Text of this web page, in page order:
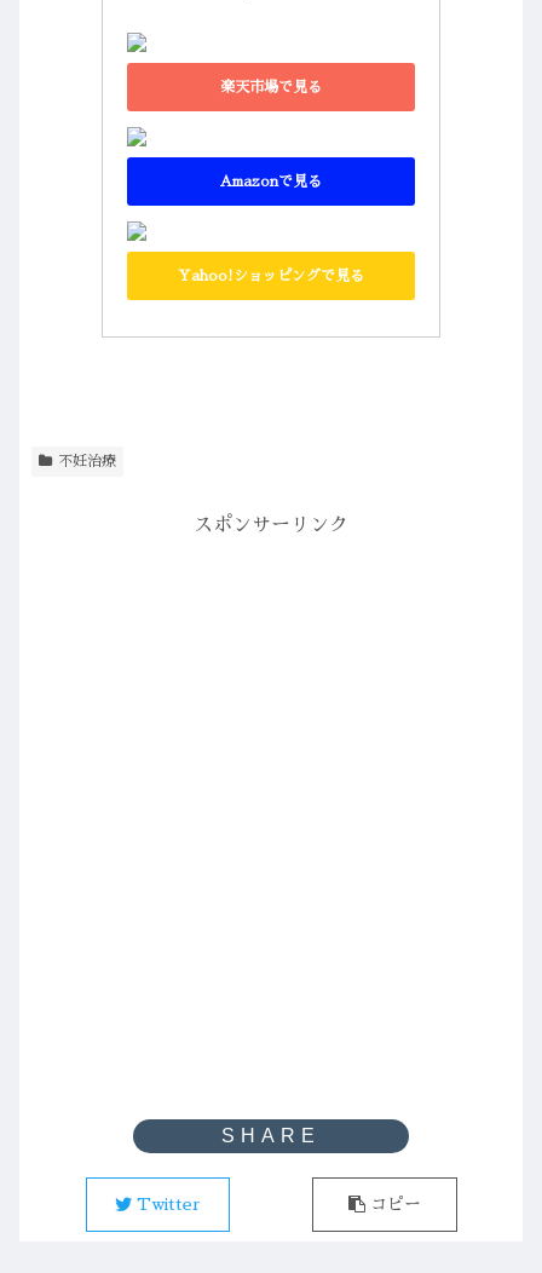
楽天市場で見る
Amazonで見る
Yahoo!ショッピングで見る
不妊治療
スポンサーリンク
Twitter コピー